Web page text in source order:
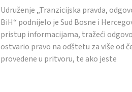
Udruženje „Tranzicijska pravda,
BiH“ podnijelo je Sud Bosne i
pristup informacijama, tražeći
ostvario pravo na odštetu za više od
provedene u pritvoru, te ako jeste